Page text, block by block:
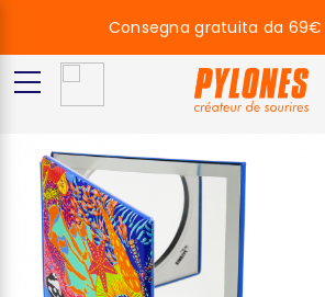
Consegna gratuita da 69€